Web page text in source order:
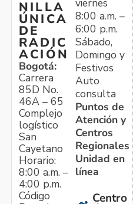
NILLA
ÚNICA
DE
RADIC
ACIÓN
Bogotá:
Carrera
85D No.
46A – 65
Complejo
logístico
San
Cayetano
Horario:
8:00 a.m. –
4:00 p.m.
Código
viernes
8:00 a.m. –
6:00 p.m.
Sábado,
Domingo y
Festivos
Auto
consulta
Puntos de
Atención y
Centros
Regionales
Unidad en
línea
Centro